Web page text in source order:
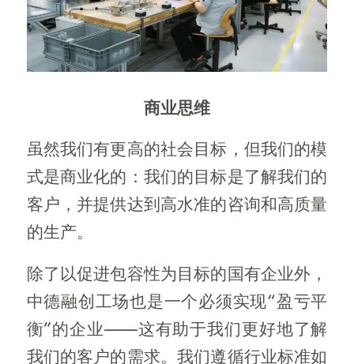
商业思维
虽然我们有更高的社会目标，但我们的模
式是商业化的：我们的目标是了解我们的
客户，并提供达到高水准的咨询和高质量
的生产。
除了以促进包容性为目标的国有企业外，
中德融创工场也是一个必须实现“盈亏平
衡”的企业——这有助于我们更好地了解
我们的客户的需求。我们遵循行业标准如